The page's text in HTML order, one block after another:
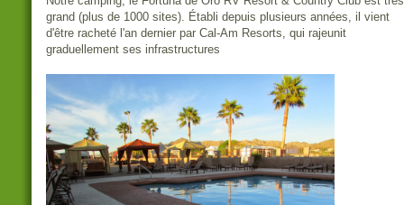
grand (plus de 1000 sites). Établi depuis plusieurs années, il vient
d'être racheté l'an dernier par Cal-Am Resorts, qui rajeunit
graduellement ses infrastructures